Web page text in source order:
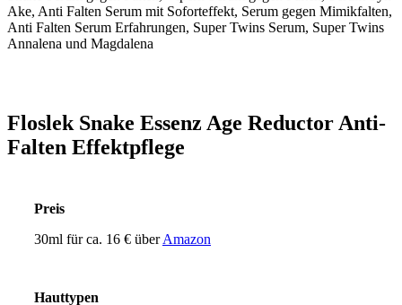
Floslek Snake Essenz Age Reductor Anti-
Falten Effektpflege
Preis
30ml für ca. 16 € überAmazon
Hauttypen